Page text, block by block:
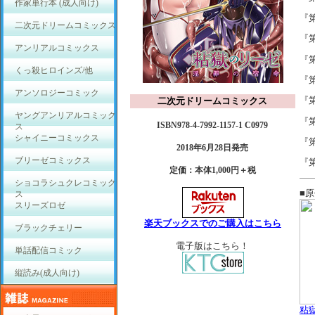
作家単行本 (成人向け)
二次元ドリームコミックス
アンリアルコミックス
くっ殺ヒロインズ/他
アンソロジーコミック
ヤングアンリアルコミック
ス
シャイニーコミックス
ブリーゼコミックス
ショコラシュクレコミック
ス
スリーズロゼ
ブラックチェリー
単話配信コミック
縦読み(成人向け)
二次元ドリームコミックス
ISBN978-4-7992-1157-1 C0979
2018年6月28日発売
定価：本体1,000円＋税
楽天ブックスでのご購入はこちら
電子版はこちら！
『
『
■
粘